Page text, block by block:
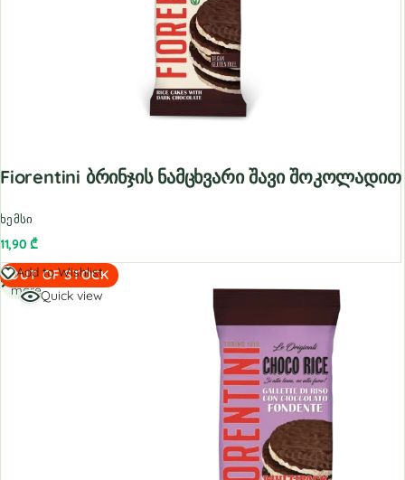
Fiorentini Ბრინჯის Ნამცხვარი Შავი Შოკოლადით
ხემსი
11,90₾
OUT OF STOCK
Add to Wishlist
Quick view
Read
more